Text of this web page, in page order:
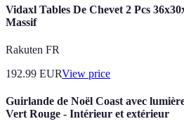
Vidaxl Tables De Chevet 2 Pcs
Massif
Rakuten FR
192.99 EURView price
Guirlande de Noël Coast avec
Vert Rouge - Intérieur et extérieur